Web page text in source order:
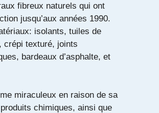
fibreux naturels qui ont
jusqu’aux années 1990.
isolants, tuiles de
crépi texturé, joints
bardeaux d’asphalte, et
miraculeux en raison de sa
chimiques, ainsi que